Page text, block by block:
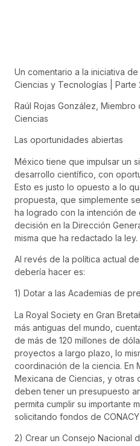
Un comentario a la iniciativa
Ciencias y Tecnologías | Parte
Raúl Rojas González,
Ciencias
Las oportunidades abiertas
México tiene que impulsar un
desarrollo científico, con
Esto es justo lo opuesto a lo
propuesta, que simplemente
ha logrado con la intención
decisión en la Dirección
misma que ha redactado la ley.
Al revés de la política actual
debería hacer es:
1) Dotar a las Academias de
La Royal Society en Gran
más antiguas del mundo,
de más de 120 millones de
proyectos a largo plazo, lo
coordinación de la ciencia. En
Mexicana de Ciencias, y otras
deben tener un presupuesto
permita cumplir su importante
solicitando fondos de
2) Crear un Consejo Nacional